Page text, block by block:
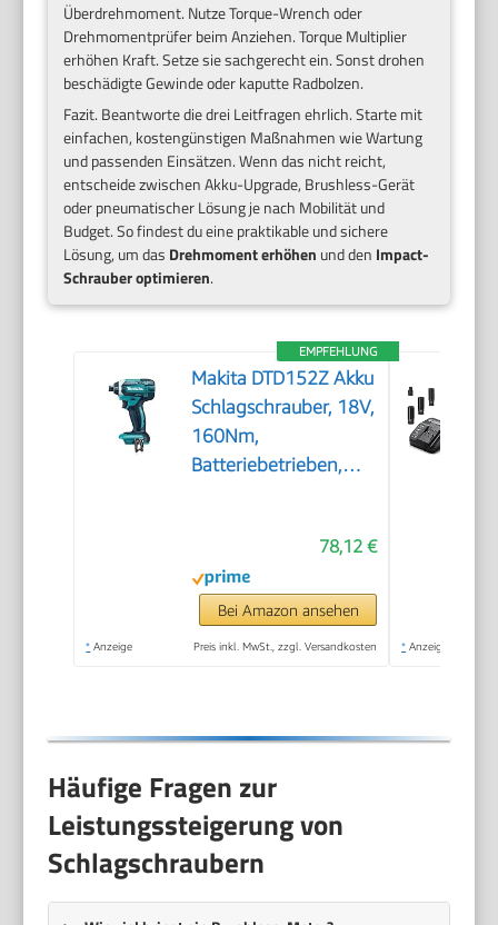
Überdrehmoment. Nutze Torque-Wrench oder
Drehmomentprüfer beim Anziehen. Torque Multiplier
erhöhen Kraft. Setze sie sachgerecht ein. Sonst drohen
beschädigte Gewinde oder kaputte Radbolzen.
Fazit. Beantworte die drei Leitfragen ehrlich. Starte mit
einfachen, kostengünstigen Maßnahmen wie Wartung
und passenden Einsätzen. Wenn das nicht reicht,
entscheide zwischen Akku-Upgrade, Brushless-Gerät
oder pneumatischer Lösung je nach Mobilität und
Budget. So findest du eine praktikable und sichere
Lösung, um das Drehmoment erhöhen und den Impact-
Schrauber optimieren.
EMPFEHLUNG
Makita DTD152Z Akku
Schlagschrauber, 18V,
160Nm,
Batteriebetrieben,
78,12 €
Bei Amazon ansehen
* Anzeige Preis inkl. MwSt., zzgl. Versandkosten * Anzeige
Häufige Fragen zur
Leistungssteigerung von
Schlagschraubern